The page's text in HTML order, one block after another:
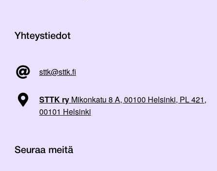
Yhteystiedot
sttk@sttk.fi
STTK ry Mikonkatu 8 A, 00100 Helsinki, PL 421,
00101 Helsinki
Seuraa meitä